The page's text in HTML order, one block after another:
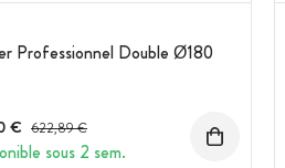
Professionnel Double Ø180
€ Prix avant réduction :
622,89 €
sous 2 sem.